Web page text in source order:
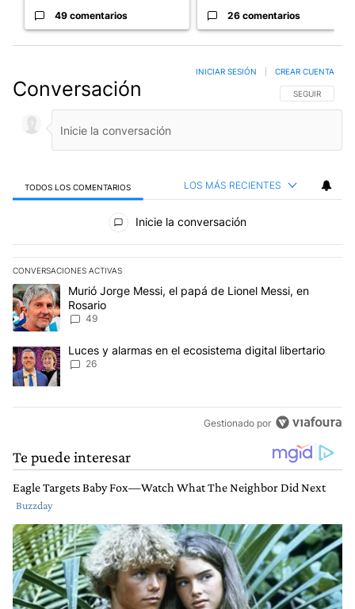
49 comentarios 26 comentarios
Conversación SIGA ESTA
SEGUIR
INICIAR SESIÓN CREAR CUENTA
TODOS LOS COMENTARIOS LOS MÁS RECIENTES
Todos los comentarios
Inicie la conversación
CONVERSACIONES ACTIVAS
Este listado muestra los artículos con más comentarios en los
Un artículo de tendencia con el título "Murió Jorge Messi, el
Murió Jorge Messi, el papá de Lionel Messi, en
Rosario
49
Un artículo de tendencia con el título "Luces y alarmas en el
Luces y alarmas en el ecosistema digital libertario
26
Gestionado por